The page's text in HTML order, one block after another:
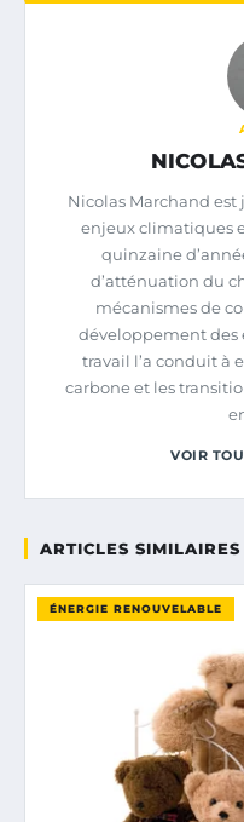
Nicolas Marchand est
enjeux climatiques
quinzaine
d’atténuation du
mécanismes de
développement des
travail l’a conduit à
carbone et les
VOIR
ARTICLES SIMILAIRES
ÉNERGIE RENOUVELABLE